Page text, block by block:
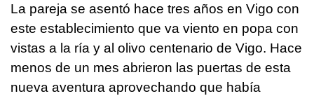
La pareja se asentó hace tres años en Vigo con
este establecimiento que va viento en popa con
vistas a la ría y al olivo centenario de Vigo. Hace
menos de un mes abrieron las puertas de esta
nueva aventura aprovechando que había